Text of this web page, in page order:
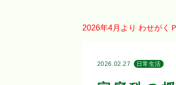
2026年4月より わせがく
2026.02.27 日常生活